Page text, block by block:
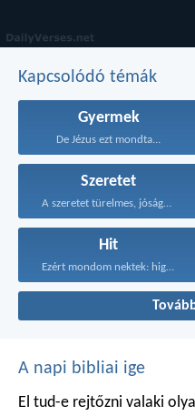
Kapcsolódó témák
Gyermek
De Jézus ezt mondta...
Szeretet
A szeretet türelmes, jóságos...
Hit
Ezért mondom nektek: higgyétek...
A napi bibliai ige
El tud-e rejtőzni valaki